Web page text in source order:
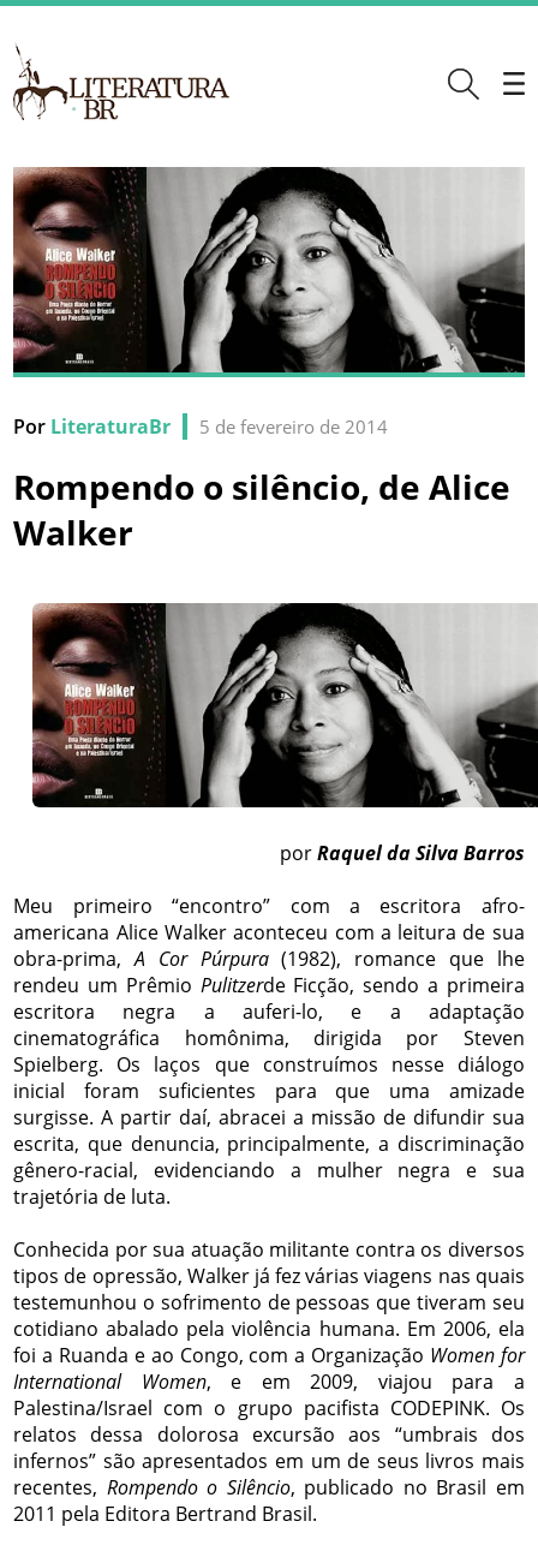
Por LiteraturaBr 5 de fevereiro de 2014
Rompendo o silêncio, de Alice
Walker
porRaquel da Silva Barros
Meu primeiro “encontro” com a escritora afro-
americana Alice Walker aconteceu com a leitura de sua
obra-prima,A Cor Púrpura(1982), romance que lhe
rendeu um Prêmio Pulitzerde Ficção, sendo a primeira
escritora negra a auferi-lo, e a adaptação
cinematográfica homônima, dirigida por Steven
Spielberg. Os laços que construímos nesse diálogo
inicial foram suficientes para que uma amizade
surgisse. A partir daí, abracei a missão de difundir sua
escrita, que denuncia, principalmente, a discriminação
gênero-racial, evidenciando a mulher negra e sua
trajetória de luta.
Conhecida por sua atuação militante contra os diversos
tipos de opressão, Walker já fez várias viagens nas quais
testemunhou o sofrimento de pessoas que tiveram seu
cotidiano abalado pela violência humana. Em 2006, ela
foi a Ruanda e ao Congo, com a Organização Women for
International Women, e em 2009, viajou para a
Palestina/Israel com o grupo pacifista CODEPINK. Os
relatos dessa dolorosa excursão aos “umbrais dos
infernos” são apresentados em um de seus livros mais
recentes, Rompendo o Silêncio, publicado no Brasil em
2011 pela Editora Bertrand Brasil.